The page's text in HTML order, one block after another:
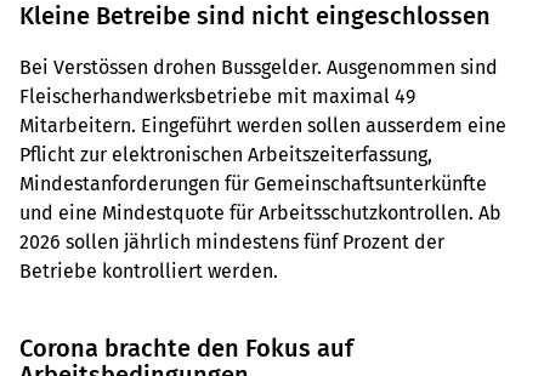
Kleine Betreibe sind nicht eingeschlossen
Bei Verstössen drohen Bussgelder. Ausgenommen sind
Fleischerhandwerksbetriebe mit maximal 49
Mitarbeitern. Eingeführt werden sollen ausserdem eine
Pflicht zur elektronischen Arbeitszeiterfassung,
Mindestanforderungen für Gemeinschaftsunterkünfte
und eine Mindestquote für Arbeitsschutzkontrollen. Ab
2026 sollen jährlich mindestens fünf Prozent der
Betriebe kontrolliert werden.
Corona brachte den Fokus auf